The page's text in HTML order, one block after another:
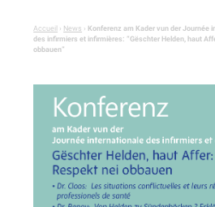
Accueil › News › Konferenz am Kader vun der Journée
des infirmiers et infirmières: “Gëschter Helden, haut
obbauen”